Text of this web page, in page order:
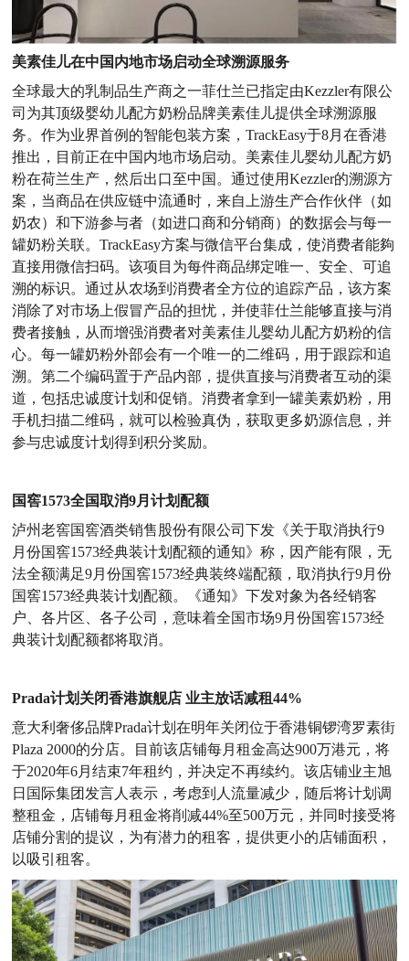
美素佳儿在中国内地市场启动全球溯源服务
全球最大的乳制品生产商之一菲仕兰已指定由Kezzler有限公
司为其顶级婴幼儿配方奶粉品牌美素佳儿提供全球溯源服
务。作为业界首例的智能包装方案，TrackEasy于8月在香港
推出，目前正在中国内地市场启动。美素佳儿婴幼儿配方奶
粉在荷兰生产，然后出口至中国。通过使用Kezzler的溯源方
案，当商品在供应链中流通时，来自上游生产合作伙伴（如
奶农）和下游参与者（如进口商和分销商）的数据会与每一
罐奶粉关联。TrackEasy方案与微信平台集成，使消费者能夠
直接用微信扫码。该项目为每件商品绑定唯一、安全、可追
溯的标识。通过从农场到消费者全方位的追踪产品，该方案
消除了对市场上假冒产品的担忧，并使菲仕兰能够直接与消
费者接触，从而增强消费者对美素佳儿婴幼儿配方奶粉的信
心。每一罐奶粉外部会有一个唯一的二维码，用于跟踪和追
溯。第二个编码置于产品内部，提供直接与消费者互动的渠
道，包括忠诚度计划和促销。消费者拿到一罐美素奶粉，用
手机扫描二维码，就可以检验真伪，获取更多奶源信息，并
参与忠诚度计划得到积分奖励。
国窖1573全国取消9月计划配额
泸州老窖国窖酒类销售股份有限公司下发《关于取消执行9
月份国窖1573经典装计划配额的通知》称，因产能有限，无
法全额满足9月份国窖1573经典装终端配额，取消执行9月份
国窖1573经典装计划配额。《通知》下发对象为各经销客
户、各片区、各子公司，意味着全国市场9月份国窖1573经
典装计划配额都将取消。
Prada计划关闭香港旗舰店 业主放话减租44%
意大利奢侈品牌Prada计划在明年关闭位于香港铜锣湾罗素街
Plaza 2000的分店。目前该店铺每月租金高达900万港元，将
于2020年6月结束7年租约，并决定不再续约。该店铺业主旭
日国际集团发言人表示，考虑到人流量减少，随后将计划调
整租金，店铺每月租金将削减44%至500万元，并同时接受将
店铺分割的提议，为有潜力的租客，提供更小的店铺面积，
以吸引租客。